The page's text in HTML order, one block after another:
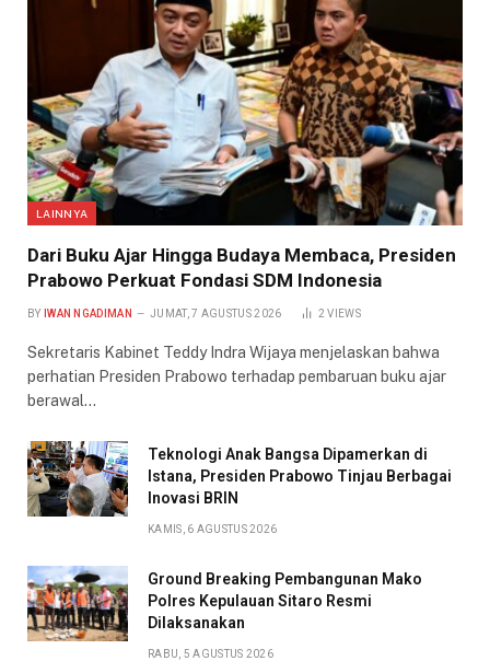
LAINNYA
Dari Buku Ajar Hingga Budaya Membaca, Presiden
Prabowo Perkuat Fondasi SDM Indonesia
BY IWAN NGADIMAN JUMAT, 7 AGUSTUS 2026 2VIEWS
Sekretaris Kabinet Teddy Indra Wijaya menjelaskan bahwa
perhatian Presiden Prabowo terhadap pembaruan buku ajar
berawal…
Teknologi Anak Bangsa Dipamerkan di
Istana, Presiden Prabowo Tinjau Berbagai
Inovasi BRIN
KAMIS, 6 AGUSTUS 2026
Ground Breaking Pembangunan Mako
Polres Kepulauan Sitaro Resmi
Dilaksanakan
RABU, 5 AGUSTUS 2026